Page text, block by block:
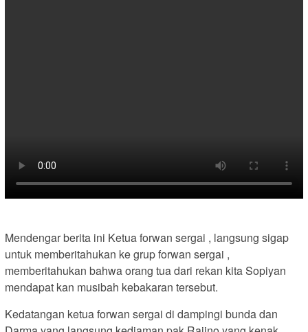
Mendengar berita ini Ketua forwan sergai , langsung sigap
untuk memberitahukan ke grup forwan sergai ,
memberitahukan bahwa orang tua dari rekan kita Sopiyan
mendapat kan musibah kebakaran tersebut.
Kedatangan ketua forwan sergai di dampingi bunda dan